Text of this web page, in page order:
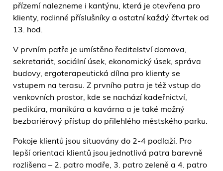
přízemí nalezneme i kantýnu, která je otevřena pro
klienty, rodinné příslušníky a ostatní každý čtvrtek od
13. hod.
V prvním patře je umístěno ředitelství domova,
sekretariát, sociální úsek, ekonomický úsek, správa
budovy, ergoterapeutická dílna pro klienty se
vstupem na terasu. Z prvního patra je též vstup do
venkovních prostor, kde se nachází kadeřnictví,
pedikúra, manikúra a kavárna a je také možný
bezbariérový přístup do přilehlého městského parku.
Pokoje klientů jsou situovány do 2-4 podlaží. Pro
lepší orientaci klientů jsou jednotlivá patra barevně
rozlišena – 2. patro modře, 3. patro zeleně a 4. patro